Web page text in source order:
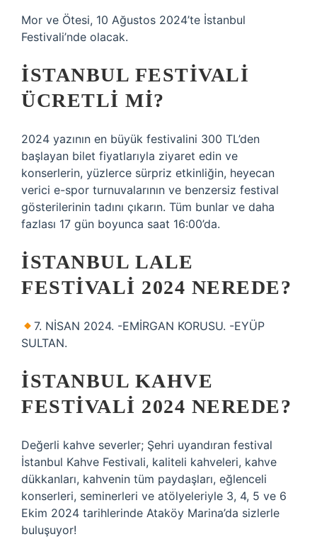
Mor ve Ötesi, 10 Ağustos 2024’te İstanbul
Festivali’nde olacak.
İSTANBUL FESTIVALI
ÜCRETLI MI?
2024 yazının en büyük festivalini 300 TL’den
başlayan bilet fiyatlarıyla ziyaret edin ve
konserlerin, yüzlerce sürpriz etkinliğin, heyecan
verici e-spor turnuvalarının ve benzersiz festival
gösterilerinin tadını çıkarın. Tüm bunlar ve daha
fazlası 17 gün boyunca saat 16:00’da.
İSTANBUL LALE
FESTIVALI 2024 NEREDE?
7. NİSAN 2024. -EMİRGAN KORUSU. -EYÜP
SULTAN.
İSTANBUL KAHVE
FESTIVALI 2024 NEREDE?
Değerli kahve severler; Şehri uyandıran festival
İstanbul Kahve Festivali, kaliteli kahveleri, kahve
dükkanları, kahvenin tüm paydaşları, eğlenceli
konserleri, seminerleri ve atölyeleriyle 3, 4, 5 ve 6
Ekim 2024 tarihlerinde Ataköy Marina’da sizlerle
buluşuyor!